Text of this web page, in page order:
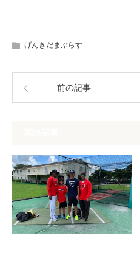
げんきだまぷらす
前の記事